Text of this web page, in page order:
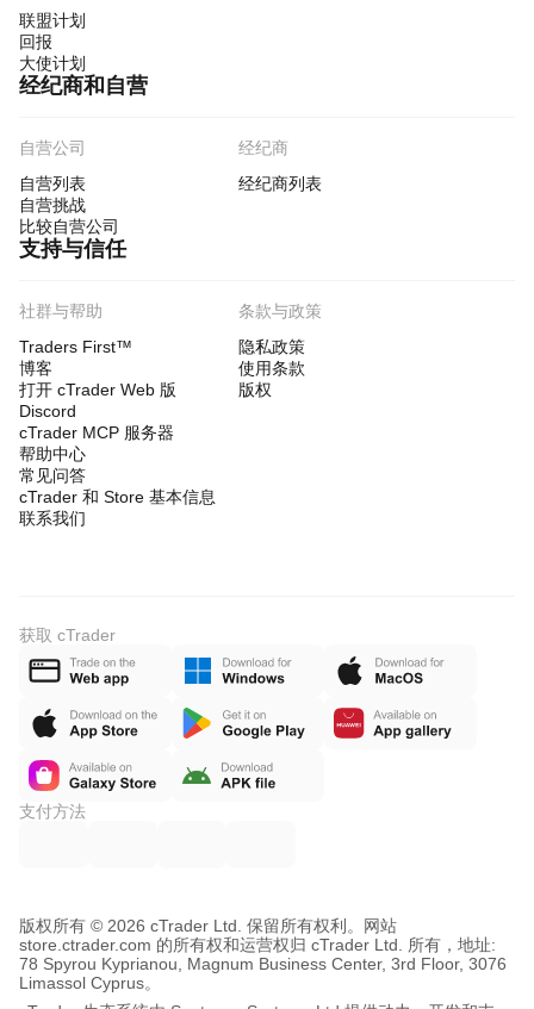
联盟计划
回报
大使计划
经纪商和自营
自营公司
自营列表
自营挑战
比较自营公司
经纪商
经纪商列表
支持与信任
社群与帮助
Traders First™
博客
打开 cTrader Web 版
Discord
cTrader MCP 服务器
帮助中心
常见问答
cTrader 和 Store 基本信息
联系我们
条款与政策
隐私政策
使用条款
版权
获取 cTrader
支付方法
版权所有 © 2026 cTrader Ltd. 保留所有权利。
网站
store.ctrader.com 的所有权和运营权归 cTrader Ltd. 所有，地址:
78 Spyrou Kyprianou, Magnum Business Center, 3rd Floor, 3076
Limassol Cyprus。